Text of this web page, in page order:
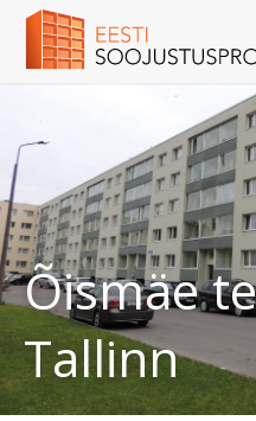
Õismäe
Tallinn